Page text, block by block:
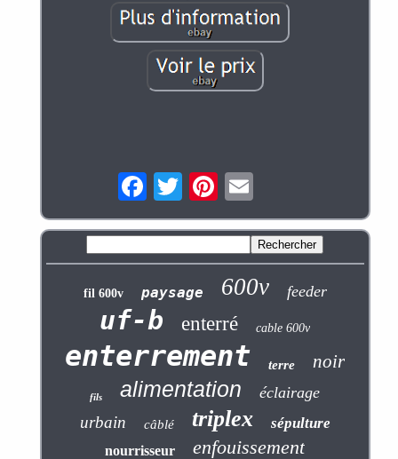
fil 600v paysage 600v feeder
uf-b enterré cable 600v
enterrement terre noir
fils alimentation éclairage
urbain câblé triplex sépulture
nourrisseur enfouissement